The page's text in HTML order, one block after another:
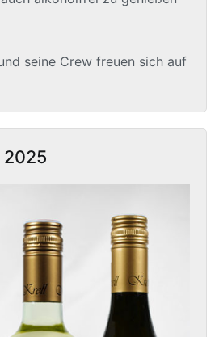
seine Crew freuen sich auf
2025